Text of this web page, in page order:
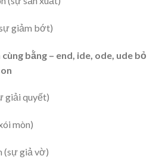
giảm bớt)
bằng – end, ide, ode, ude bỏ
giải quyết)
mòn)
(sự giả vờ)